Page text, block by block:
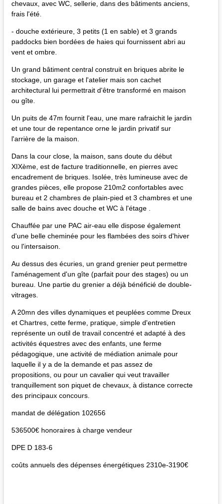
chevaux, avec WC, sellerie, dans des bâtiments anciens,
frais l'été.
- douche extérieure, 3 petits (1 en sable) et 3 grands
paddocks bien bordées de haies qui fournissent abri au
vent et ombre.
Un grand bâtiment central construit en briques abrite le
stockage, un garage et l'atelier mais son cachet
architectural lui permettrait d'être transformé en maison
ou gîte.
Un puits de 47m fournit l'eau, une mare rafraichit le jardin
et une tour de repentance orne le jardin privatif sur
l'arrière de la maison.
Dans la cour close, la maison, sans doute du début
XIXème, est de facture traditionnelle, en pierres avec
encadrement de briques. Isolée, très lumineuse avec de
grandes pièces, elle propose 210m2 confortables avec
bureau et 2 chambres de plain-pied et 3 chambres et une
salle de bains avec douche et WC à l'étage .
Chauffée par une PAC air-eau elle dispose également
d'une belle cheminée pour les flambées des soirs d'hiver
ou l'intersaison.
Au dessus des écuries, un grand grenier peut permettre
l'aménagement d'un gîte (parfait pour des stages) ou un
bureau. Une partie du grenier a déjà bénéficié de double-
vitrages.
A 20mn des villes dynamiques et peuplées comme Dreux
et Chartres, cette ferme, pratique, simple d'entretien
représente un outil de travail concentré et adapté à des
activités équestres avec des enfants, une ferme
pédagogique, une activité de médiation animale pour
laquelle il y a de la demande et pas assez de
propositions, ou pour un cavalier qui veut travailler
tranquillement son piquet de chevaux, à distance correcte
des principaux concours.
mandat de délégation 102656
536500€ honoraires à charge vendeur
DPE D 183-6
coûts annuels des dépenses énergétiques 2310e-3190€